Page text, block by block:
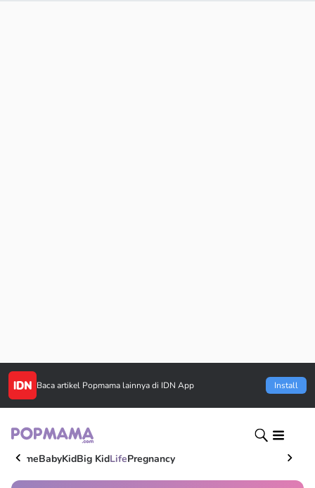
Baca artikel Popmama lainnya di IDN App Install
HomeBabyKidBig KidLifePregnancy